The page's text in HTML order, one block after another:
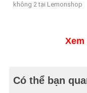
không 2 tại Lemonshop
Có thể bạn